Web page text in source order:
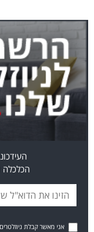
הכלכלה
אני מאשר קבלת